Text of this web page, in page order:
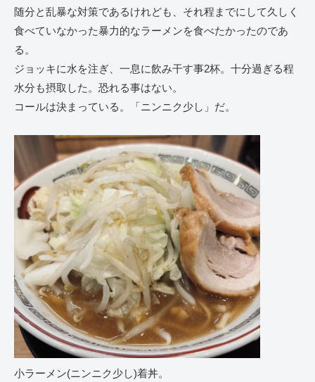
随分と乱暴な対策であるけれども、それ程までにして久しく
食べていなかった暴力的なラーメンを食べたかったのであ
る。
ジョッキに水を注ぎ、一息に飲み干す事2杯。十分過ぎる程
水分も摂取した。恐れる事はない。
コールは決まっている。「ニンニク少し」だ。
小ラーメン(ニンニク少し)着丼。